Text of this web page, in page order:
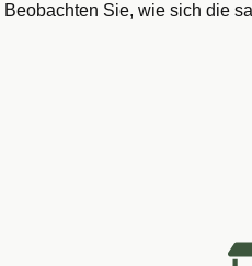
Beobachten Sie, wie sich die